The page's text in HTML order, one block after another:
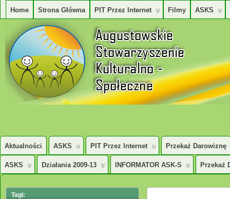
Home Strona Główna PIT Przez Internet Filmy ASKS
AUGUSTOWSKIE STOWARZYSZENE KULTURALNO – SPOŁECZNE
Aktualności ASKS PIT Przez Internet Przekaż Darowiznę
ASKS Działania 2009-13 INFORMATOR ASK-S Przekaż
Tagi: